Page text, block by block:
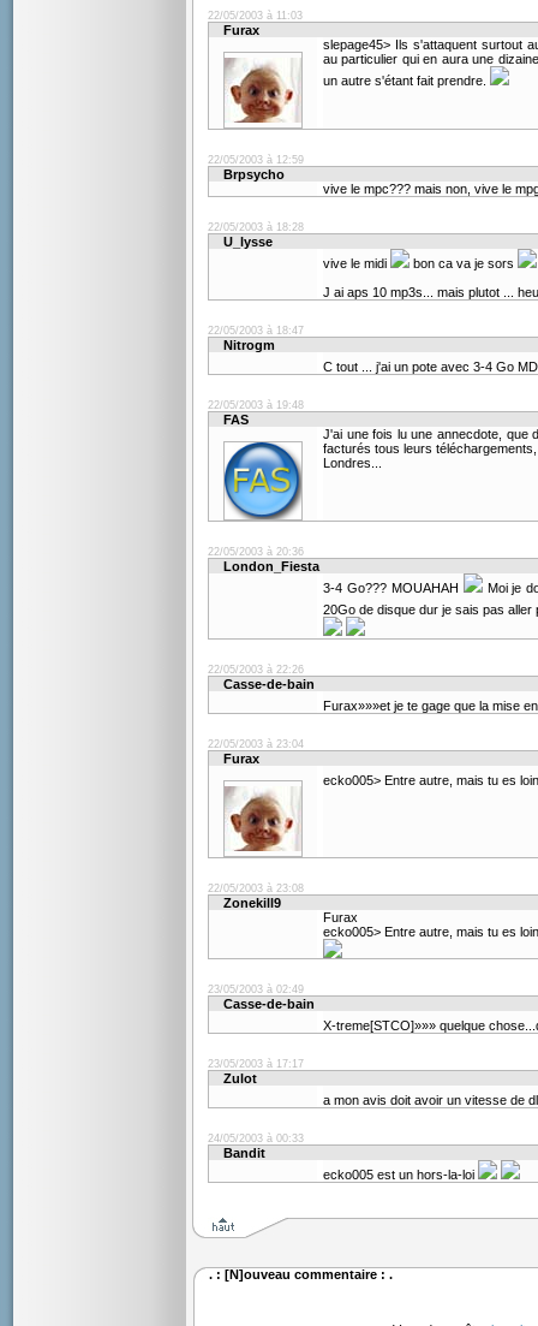
22/05/2003 à 11:03
Furax
slepage45> Ils s'attaquent surtout
au particulier qui en aura une
un autre s'étant fait prendre.
22/05/2003 à 12:59
Brpsycho
vive le mpc??? mais non, vive le
22/05/2003 à 18:28
U_lysse
vive le midi
bon ca va je sors
J ai aps 10 mp3s... mais plutot ...
22/05/2003 à 18:47
Nitrogm
C tout ... j'ai un pote avec 3-4 Go
22/05/2003 à 19:48
FAS
J'ai une fois lu une annecdote, que
facturés tous leurs
Londres...
22/05/2003 à 20:36
London_Fiesta
3-4 Go??? MOUAHAH
Moi je
20Go de disque dur je sais pas aller
22/05/2003 à 22:26
Casse-de-bain
Furax»»»et je te gage que la mise
22/05/2003 à 23:04
Furax
ecko005> Entre autre, mais tu es
22/05/2003 à 23:08
Zonekill9
Furax
ecko005> Entre autre, mais tu es
23/05/2003 à 02:49
Casse-de-bain
X-treme[STCO]»»» quelque
23/05/2003 à 17:17
Zulot
a mon avis doit avoir un vitesse de
24/05/2003 à 00:33
Bandit
ecko005 est un hors-la-loi
. : [N]ouveau commentaire : .